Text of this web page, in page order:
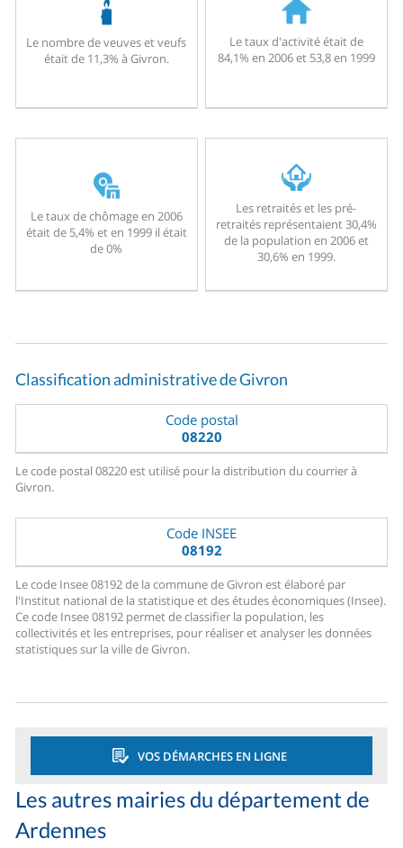
Le nombre de veuves et veufs
était de 11,3% à Givron.
Le taux d'activité était de
84,1% en 2006 et 53,8 en 1999
Le taux de chômage en 2006
était de 5,4% et en 1999 il était
de 0%
Les retraités et les pré-
retraités représentaient 30,4%
de la population en 2006 et
30,6% en 1999.
Classification administrative de Givron
Code postal
08220
Le code postal 08220 est utilisé pour la distribution du courrier à
Givron.
Code INSEE
08192
Le code Insee 08192 de la commune de Givron est élaboré par
l'Institut national de la statistique et des études économiques (Insee).
Ce code Insee 08192 permet de classifier la population, les
collectivités et les entreprises, pour réaliser et analyser les données
statistiques sur la ville de Givron.
VOS DÉMARCHES EN LIGNE
Les autres mairies du département de
Ardennes